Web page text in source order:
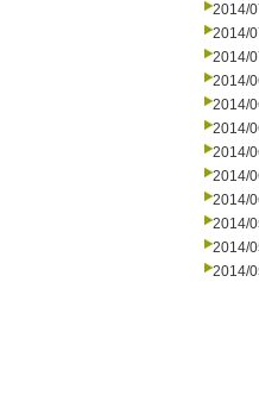
2014/
2014/
2014/
2014/
2014/
2014/
2014/
2014/
2014/
2014/
2014/
2014/